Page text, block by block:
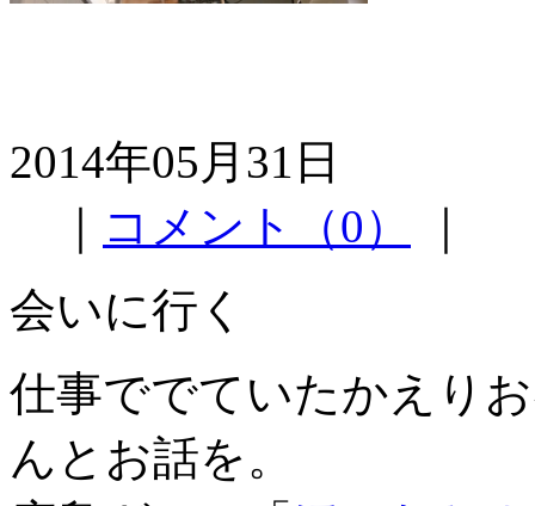
2014年05月31日
コメント（0）
会いに行く
仕事ででていたかえり
んとお話を。